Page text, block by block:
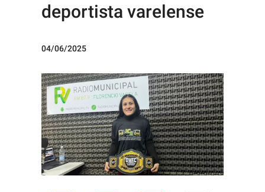
deportista varelense
04/06/2025